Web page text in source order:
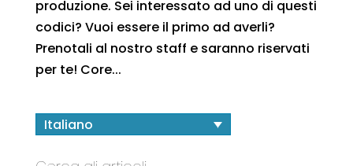
produzione. Sei interessato ad uno di questi
codici? Vuoi essere il primo ad averli?
Prenotali al nostro staff e saranno riservati
per te! Core...
Italiano